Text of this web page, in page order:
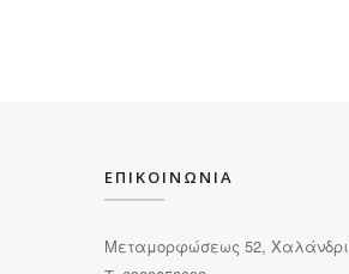
ΕΠΙΚΟΙΝΩΝΙΑ
Μεταμορφώσεως 52, Χαλάνδρι